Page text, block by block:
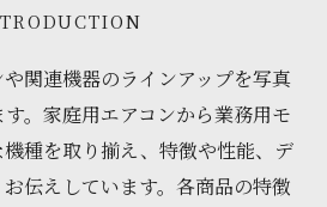
関連機器のラインアップを写真
。家庭用エアコンから業務用モ
種を取り揃え、特徴や性能、デ
伝えしています。各商品の特徴